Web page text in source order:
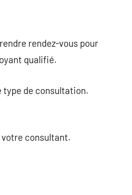
rendez-vous pour
qualifié.
type de consultation.
consultant.